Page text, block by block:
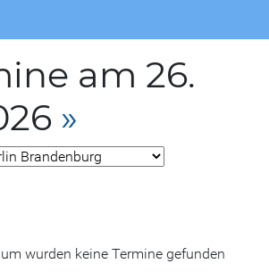
am 26.
»
wurden keine Termine gefunden